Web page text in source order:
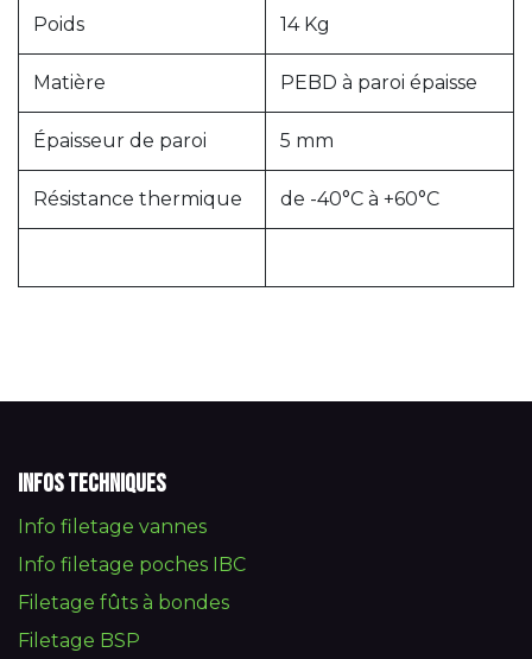
Poids 14 Kg
Matière PEBD à paroi épaisse
Épaisseur de paroi 5 mm
Résistance thermique de -40°C à +60°C
Infos techniques
Info filetage vannes
Info filetage poches IBC
Filetage fûts à bondes
Filetage BSP